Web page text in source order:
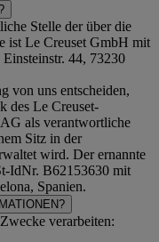
Stelle der über die
ist Le Creuset GmbH mit
44, 73230
von uns entscheiden,
des Le Creuset-
als verantwortliche
Sitz in der
wird. Der ernannte
IdNr. B62153630 mit
Spanien.
verarbeiten: